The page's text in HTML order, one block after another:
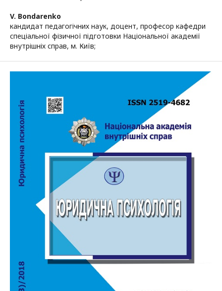
V. Bondarenko
кандидат педагогічних наук, доцент, професор кафедри
спеціальної фізичної підготовки Національної академії
внутрішніх справ, м. Київ;